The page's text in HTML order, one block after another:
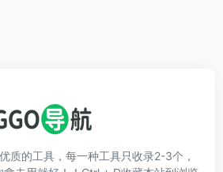
质的工具，每一种工具只收录2-3个，